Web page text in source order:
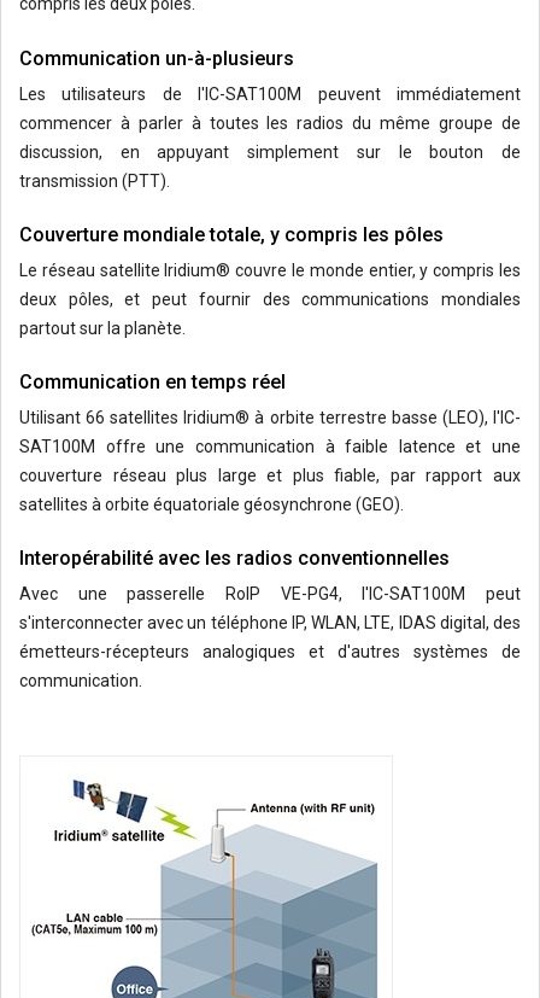
compris les deux pôles.
Communication un-à-plusieurs
Les utilisateurs de l'IC-SAT100M peuvent immédiatement
commencer à parler à toutes les radios du même groupe de
discussion, en appuyant simplement sur le bouton de
transmission (PTT).
Couverture mondiale totale, y compris les pôles
Le réseau satellite Iridium® couvre le monde entier, y compris les
deux pôles, et peut fournir des communications mondiales
partout sur la planète.
Communication en temps réel
Utilisant 66 satellites Iridium® à orbite terrestre basse (LEO), l'IC-
SAT100M offre une communication à faible latence et une
couverture réseau plus large et plus fiable, par rapport aux
satellites à orbite équatoriale géosynchrone (GEO).
Interopérabilité avec les radios conventionnelles
Avec une passerelle RoIP VE-PG4, l'IC-SAT100M peut
s'interconnecter avec un téléphone IP, WLAN, LTE, IDAS digital, des
émetteurs-récepteurs analogiques et d'autres systèmes de
communication.